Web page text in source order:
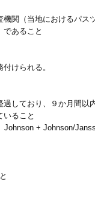
関（当地におけるパ
あること
けられる。
しており、９か月間以
いること
+ Johnson/